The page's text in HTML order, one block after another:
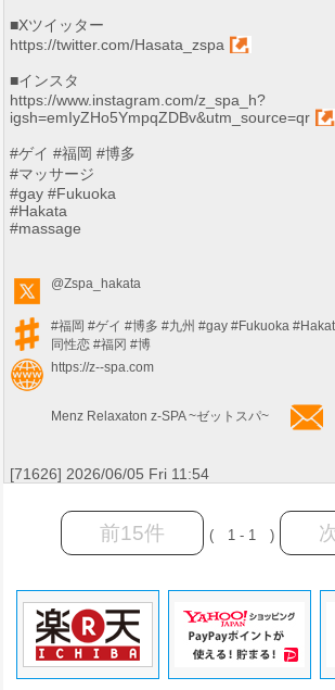
■Xツイッター
https://twitter.com/Hasata_zspa
■インスタ
https://www.instagram.com/z_spa_h?
igsh=emIyZHo5YmpqZDBv&utm_source=qr
#ゲイ #福岡 #博多
#マッサージ
#gay #Fukuoka
#Hakata
#massage
@Zspa_hakata
#福岡 #ゲイ #博多 #九州 #gay #Fukuoka
同性恋 #福冈 #博
https://z--spa.com
Menz Relaxaton z-SPA ~ゼットスパ~
[71626] 2026/06/05 Fri 11:54
前15件 ( 1 - 1 )